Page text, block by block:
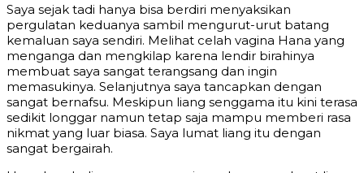
Saya sejak tadi hanya bisa berdiri menyaksikan
pergulatan keduanya sambil mengurut-urut batang
kemaluan saya sendiri. Melihat celah vagina Hana yang
menganga dan mengkilap karena lendir birahinya
membuat saya sangat terangsang dan ingin
memasukinya. Selanjutnya saya tancapkan dengan
sangat bernafsu. Meskipun liang senggama itu kini terasa
sedikit longgar namun tetap saja mampu memberi rasa
nikmat yang luar biasa. Saya lumat liang itu dengan
sangat bergairah.